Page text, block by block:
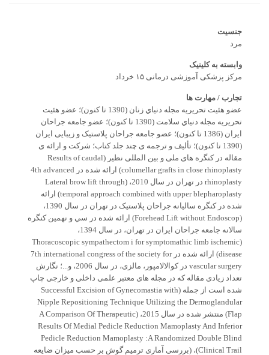
جنسیت
مرد
وابسته به کلینیک
مرکز پزشکی آموزشی درمانی ١۵ خرداد
تجارب / مهارت ها
عضو هئیت تحریریه مجله دنیاي زنان (1390 تا کنون)؛ عضو هئیت
تحریریه مجله دنیاي سلامت (1390 تا کنون)؛ عضو جامعه جراحان
ایران (1386 تا کنون)؛ عضو جامعه جراحان پلاستیک و زیبایی ایران
(1390 تا کنون)؛ تألیف و ترجمه ی چند جلد کتاب؛ شرکت و ارائه ی
مقاله در کنگره های ملی و بین المللی نظیر (Results of caudal
columellar grafts in close rhinoplasty) ارائه شده در 4th advanced
rhinoplasty در تهران در سال 2010، (Lateral brow lift through
temporal approach combined with upper blepharoplasty) ارائه
شده در کنگره سالیانه جراحان پلاستیک در تهران در سال 1390،
(Forehead Lift without Endoscop) ارائه شده در سي و نھمین كنگره
سالانه جامعه جراحان ايران در تهران، در سال 1394،
(Thoracoscopic sympathectom i for symptomathic limb ischemic
disease) ارائه شده در 7th international congress of the society for
vascular surgery در کوالالامپور، مالزی، در سال 2006، و...؛ نگارش
تعداد زیادی مقاله که در مجله های معتبر علمی داخلی و خارجی چاپ
شده است از جمله (Successful Excision of Gynecomastia with
Nipple Repositioning Technique Utilizing the Dermoglandular
Flap) منتشر شده در سال 2015، (A Comparison Of Therapeutic
Results Of Medial Pedicle Reduction Mamoplasty And Inferior
Pedicle Reduction Mamoplasty :A Randomized Double Blind
Clinical Trail)، (بررسی آماری ترمیم گوش بر حسب میزان ضایعه